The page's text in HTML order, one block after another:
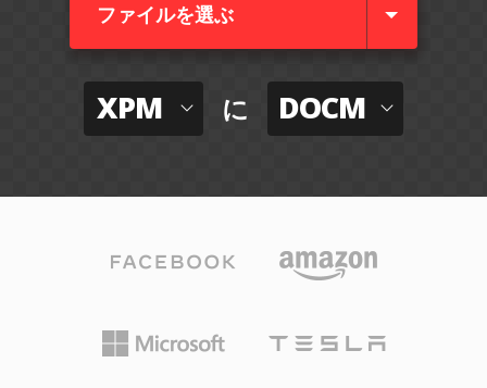
ファイルを選ぶ
XPM に DOCM